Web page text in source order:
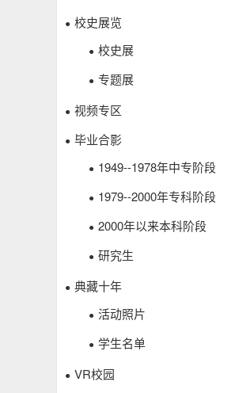
● 校史展览
● 校史展
● 专题展
● 视频专区
● 毕业合影
● 1949--1978年中专阶段
● 1979--2000年专科阶段
● 2000年以来本科阶段
● 研究生
● 典藏十年
● 活动照片
● 学生名单
● VR校园